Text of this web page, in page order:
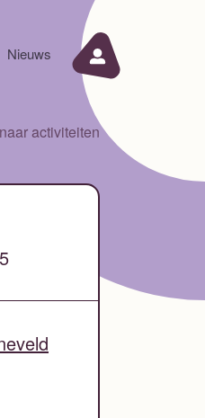
Nieuws
activiteiten